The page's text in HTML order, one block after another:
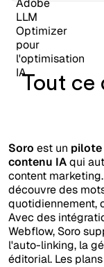
Tout ce
Soro est un pilote
contenu IAqui
content
découvre des
quotidiennement,
Avec des
Webflow, Soro
l'auto-linking, la
éditorial. Les